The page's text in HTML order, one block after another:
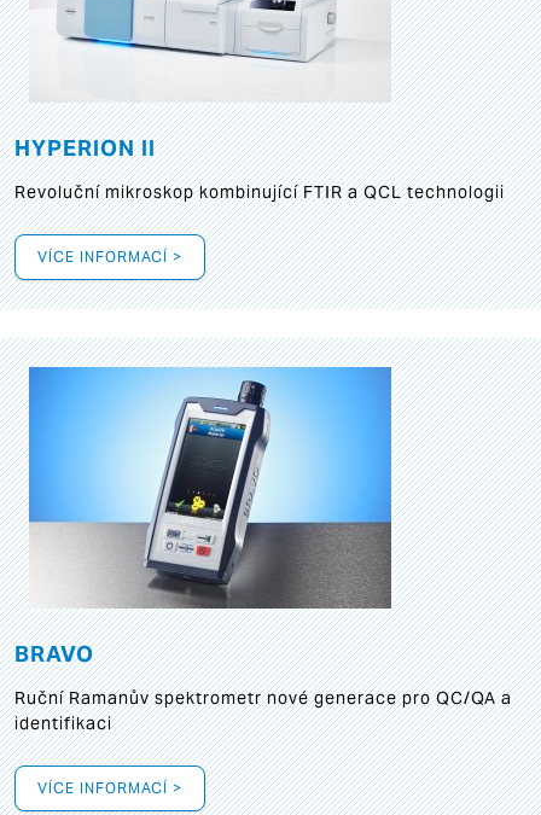
HYPERION II
Revoluční mikroskop kombinující FTIR a QCL technologii
VÍCE INFORMACÍ >
BRAVO
Ruční Ramanův spektrometr nové generace pro QC/QA a
identifikaci
VÍCE INFORMACÍ >